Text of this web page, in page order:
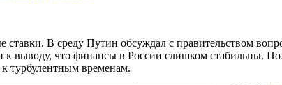
В среду Путин обсуждал с правительством
выводу, что финансы в России слишком стабильны.
к турбулентным временам.